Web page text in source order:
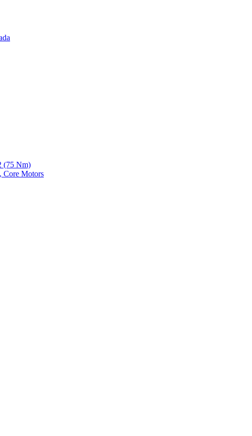
(75 Nm)
Core Motors